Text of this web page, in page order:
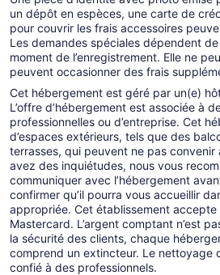
un dépôt en espèces, une carte de
pour couvrir les frais accessoires
Les demandes spéciales dépendent
moment de l’enregistrement. Elle ne
peuvent occasionner des frais
Cet hébergement est géré par un(e)
L’offre d’hébergement est associée à
professionnelles ou d’entreprise. Cet
d’espaces extérieurs, tels que des
terrasses, qui peuvent ne pas convenir
avez des inquiétudes, nous vous
communiquer avec l’hébergement
confirmer qu’il pourra vous accueillir
appropriée. Cet établissement
Mastercard. L’argent comptant n’est
la sécurité des clients, chaque
comprend un extincteur. Le nettoyage
confié à des professionnels.